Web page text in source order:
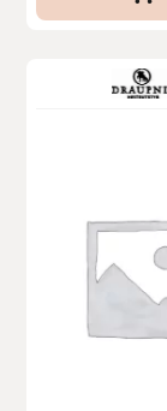
alternativen